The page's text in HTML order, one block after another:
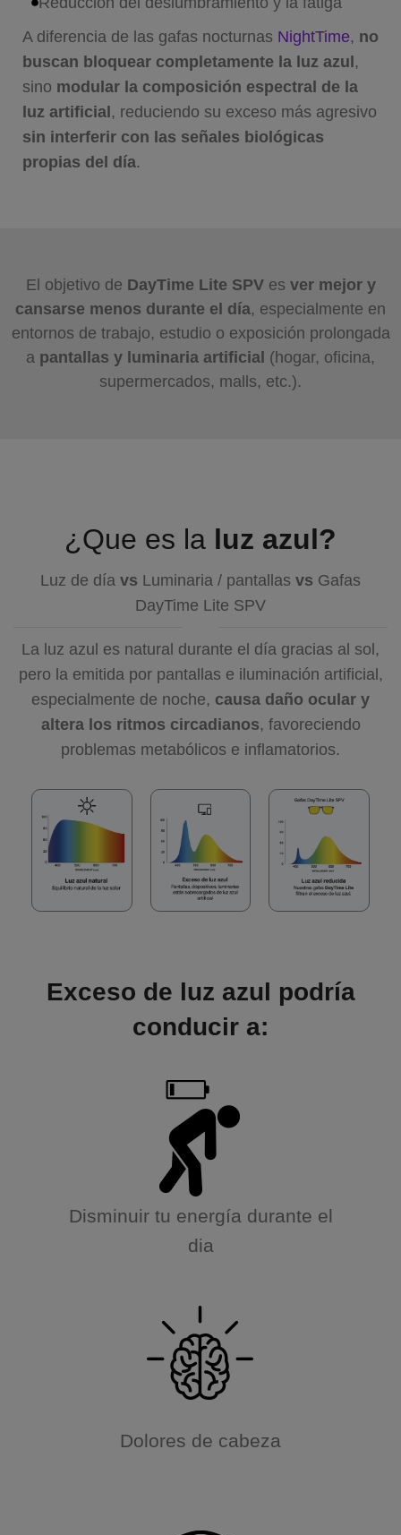
A diferencia de las gafas nocturnas NightTime, no
buscan bloquear completamente la luz azul,
sino modular la composición espectral de la
luz artificial, reduciendo su exceso más agresivo
sin interferir con las señales biológicas
propias del día.
El objetivo de DayTime Lite SPVes ver mejor y
cansarse menos durante el día, especialmente en
entornos de trabajo, estudio o exposición prolongada
a pantallas y luminaria artificial (hogar, oficina,
supermercados, malls, etc.).
¿Que es la luz azul?
Luz de día vs Luminaria / pantallas vs Gafas
DayTime Lite SPV
La luz azul es natural durante el día gracias al sol,
pero la emitida por pantallas e iluminación artificial,
especialmente de noche, causa daño ocular y
altera los ritmos circadianos, favoreciendo
problemas metabólicos e inflamatorios.
Exceso de luz azul podría
conducir a:
Disminuir tu energía durante el
dia
Dolores de cabeza